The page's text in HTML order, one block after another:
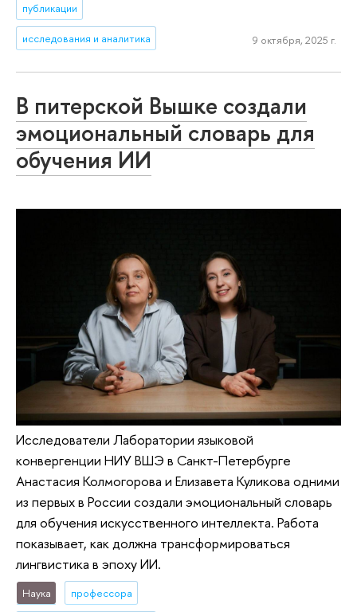
публикации
исследования и аналитика 9 октября, 2025 г.
В питерской Вышке создали
эмоциональный словарь для
обучения ИИ
Исследователи Лаборатории языковой
конвергенции НИУ ВШЭ в Санкт-Петербурге
Анастасия Колмогорова и Елизавета Куликова одними
из первых в России создали эмоциональный словарь
для обучения искусственного интеллекта. Работа
показывает, как должна трансформироваться
лингвистика в эпоху ИИ.
Наука профессора